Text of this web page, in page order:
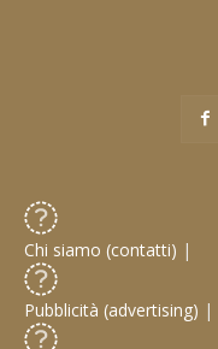
Chi siamo (contatti) |
Pubblicità (advertising) |